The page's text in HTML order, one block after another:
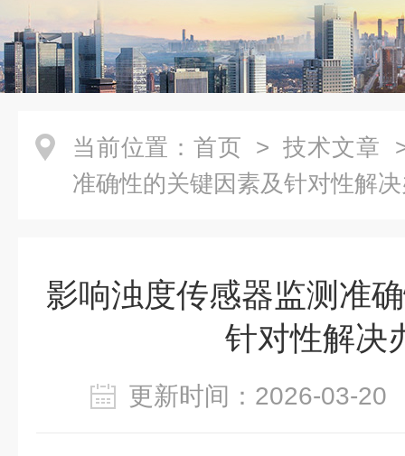
当前位置： 首页 > 技术文章
准确性的关键因素及针对性解
影响浊度传感器监测准
针对性解决
更新时间：2026-03-